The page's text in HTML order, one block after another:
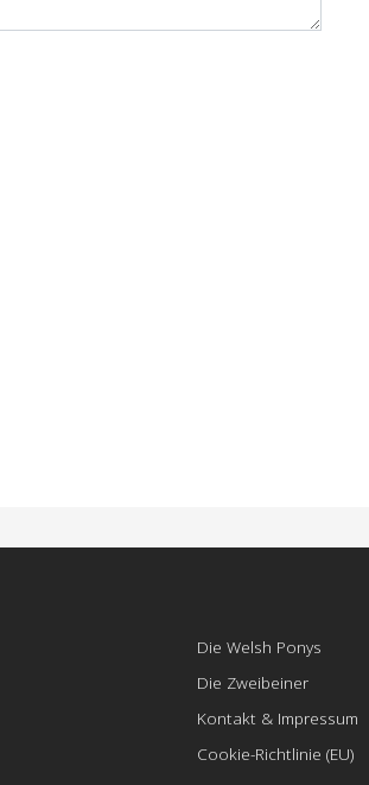
Die Welsh Ponys
Die Zweibeiner
Kontakt & Impressum
Cookie-Richtlinie (EU)